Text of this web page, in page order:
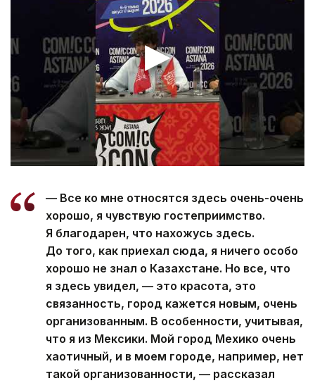
— Все ко мне относятся здесь очень-очень
хорошо, я чувствую гостеприимство.
Я благодарен, что нахожусь здесь.
До того, как приехал сюда, я ничего особо
хорошо не знал о Казахстане. Но все, что
я здесь увидел, — это красота, это
связанность, город кажется новым, очень
организованным. В особенности, учитывая,
что я из Мексики. Мой город Мехико очень
хаотичный, и в моем городе, например, нет
такой организованности, — рассказал